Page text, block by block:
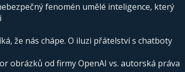
fenomén umělé inteligence, který
že nás chápe. O iluzi přátelství s chatboty
obrázků od firmy OpenAI vs. autorská práva